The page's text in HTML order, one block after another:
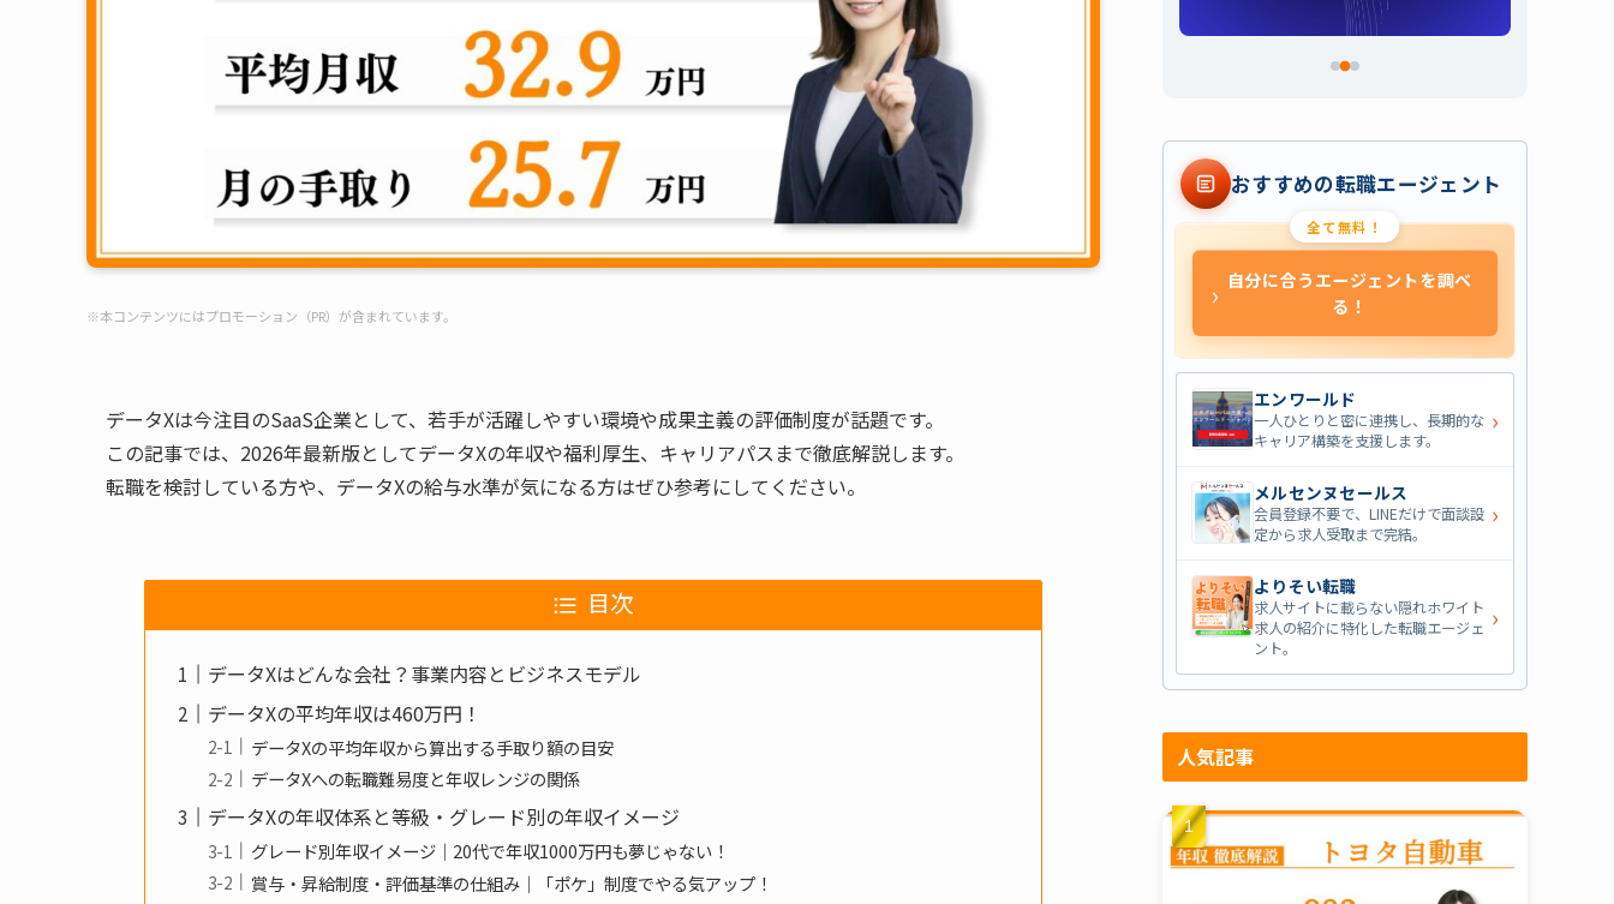
※本コンテンツにはプロモーション（PR）が含まれています。
データXは今注目のSaaS企業として、若手が活躍しやすい環境や成果主義の評価制度が話題です。
この記事では、2026年最新版としてデータXの年収や福利厚生、キャリアパスまで徹底解説します。
転職を検討している方や、データXの給与水準が気になる方はぜひ参考にしてください。
目次
データXはどんな会社？事業内容とビジネスモデル
データXの平均年収は460万円！
データXの平均年収から算出する手取り額の目安
データXへの転職難易度と年収レンジの関係
データXの年収体系と等級・グレード別の年収イメージ
グレード別年収イメージ｜20代で年収1000万円も夢じゃない！
賞与・昇給制度・評価基準の仕組み｜「ポケ」制度でやる気アップ！
おすすめの転職エージェント
全て無料！
› 自分に合うエージェントを調べ
る！
エンワールド
一人ひとりと密に連携し、長期的な
キャリア構築を支援します。
›
メルセンヌセールス
会員登録不要で、LINEだけで面談設
定から求人受取まで完結。
›
よりそい転職
求人サイトに載らない隠れホワイト
求人の紹介に特化した転職エージェ
ント。
›
人気記事